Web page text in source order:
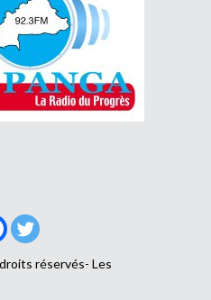
réservés- Les